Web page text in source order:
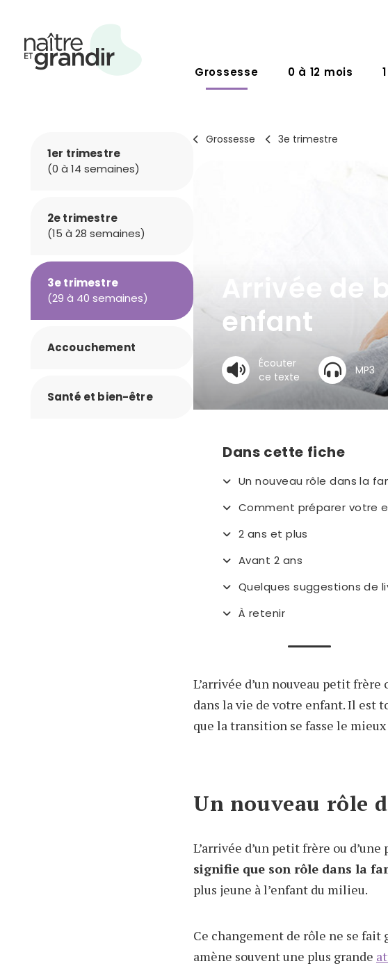
Grossesse 0 à 12 mois
Grossesse 3e trimestre
Arrivée de
enfant
Écouter
ce texte
MP3
Dans cette fiche
Un nouveau rôle dans la
Comment préparer votre
2 ans et plus
Avant 2 ans
Quelques suggestions de
À retenir
L’arrivée d’un nouveau petit
dans la vie de votre enfant. Il est
que la transition se fasse le
Un nouveau rôle
L’arrivée d’un petit frère ou
signifie que son rôle dans la
plus jeune à l’enfant du milieu.
Ce changement de rôle ne se
amène souvent une plus grande
1er trimestre
(0 à 14 semaines)
2e trimestre
(15 à 28 semaines)
3e trimestre
(29 à 40 semaines)
Accouchement
Santé et bien-être